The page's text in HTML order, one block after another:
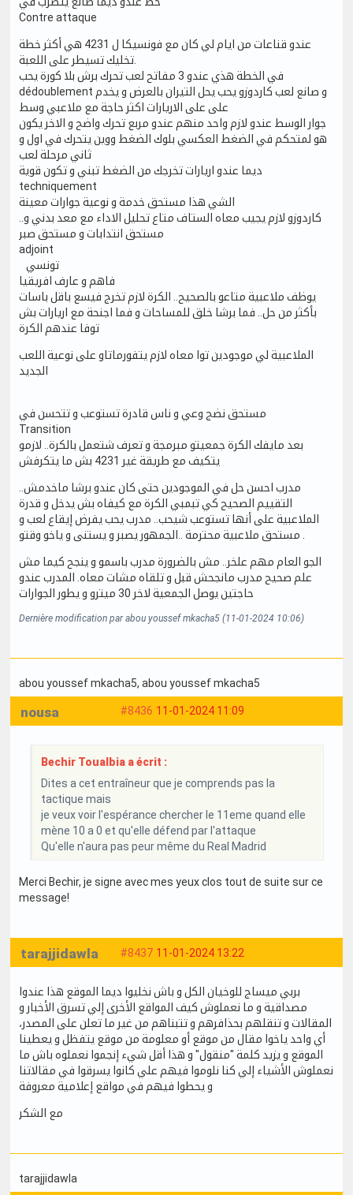
Contre attaque
عندو قناعات من ايام لي كان مع فونسيكا ل 4231 هي أكثر خطة
في الخطة هذي عندو 3 مفاتح لعب تحرك برش بلا كورة يحب
dédoublement و صانع لعب كاردوزو يحب يحل التيران بالعرض و يخدم
على على الاريارات اكثر حاجة مع ملاعبي وسط
جوار الوسط عندو لازم واحد منهم عندو مربع تحرك واضح و الاخر يكون
هو لمتحكم في الضغط العكسي بلوك الضغط ووين يتحرك في اول و
ثاني مرحلة لعب
ديما عندو اريارات تخرجك من الضغط تبني و تكون قوية
techniquement
الشي هذا مستحق خدمة و نوعية جوارات معينة
كاردوزو لازم يجيب معاه الستاف متاع تحليل الاداء مع معد بدني و..
مستحق انتدابات و مستحق صبر
adjoint
تونسي
فاهم و عارف افريقيا
يوظف ملاعبية متاعو بالصحيح.. الكرة لازم تخرج فيسع باقل باسات
بأكثر من حل.. فما برشا خلق للمساحات و فما اجنحة مع اريارات بش
توفا عندهم الكرة
الملاعبية لي موجودين توا معاه لازم يتفورماتاو على نوعية اللعب
الجديد
مستحق نضج وعي و ناس قادرة تستوعب و تتحسن في
Transition
بعد مايفك الكرة جمعيتو مبرمجة و تعرف شتعمل بالكرة.. لازمو
يتكيف مع طريقة غير 4231 بش ما يتكرفش
مدرب احسن حل في الموجودين حتى كان عندو برشا ماخدمش..
التقييم الصحيح كي تبمبي الكرة مع كيفاه بش يدخل و قدرة
الملاعبية على أنها تستوعب شيحب.. مدرب يحب يفرض إيقاع لعب و
الجو العام مهم علخر.. مش بالضرورة مدرب باسمو و ينجح كيما مش
علم صحيح مدرب مانجحش قبل و تلقاه مشات معاه. المدرب عندو
حاجتين يوصل الجمعية لاخر 30 ميترو و يطور الجوارات
Dernière modification par abou youssef mkacha5 (11-01-2024 10:06)
abou youssef mkacha5, abou youssef mkacha5
#8436 11-01-2024 11:09
nousa
Bechir Toualbia a écrit :
Dites a cet entraîneur que je comprends pas la
tactique mais
je veux voir l'espérance chercher le 11eme quand elle
mène 10 a 0 et qu'elle défend par l'attaque
Qu'elle n'aura pas peur même du Real Madrid
Merci Bechir, je signe avec mes yeux clos tout de suite sur ce
message!
#8437 11-01-2024 13:22
tarajjidawla
بربي ميساج للوخيان الكل و باش نخليوا ديما الموقع هذا عندوا
مصداقية و ما نعملوش كيف المواقع الأخرى إلي تسرق الأخبار و
المقالات و تنقلهم بحذافرهم و تتبناهم من غير ما تعلن على المصدر،
أي واحد ياخوا مقال من موقع أو معلومة من موقع يتفظل و يعطينا
الموقع و يزيد كلمة "منقول" و هذا أقل شيء إنجموا نعملوه باش ما
نعملوش الأشياء إلي كنا نلوموا فيهم علي كانوا يسرقوا في مقالاتنا
و يحطوا فيهم في مواقع إعلامية معروفة
مع الشكر
tarajjidawla